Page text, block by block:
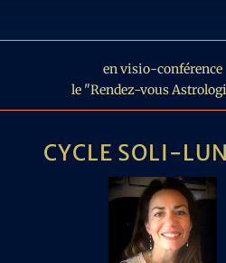
en visio-conférence
le "Rendez-vous
CYCLE SOLI-